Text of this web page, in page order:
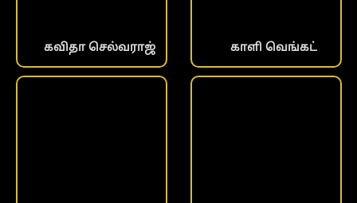
கவிதா செல்வராஜ் காளி வெங்கட்